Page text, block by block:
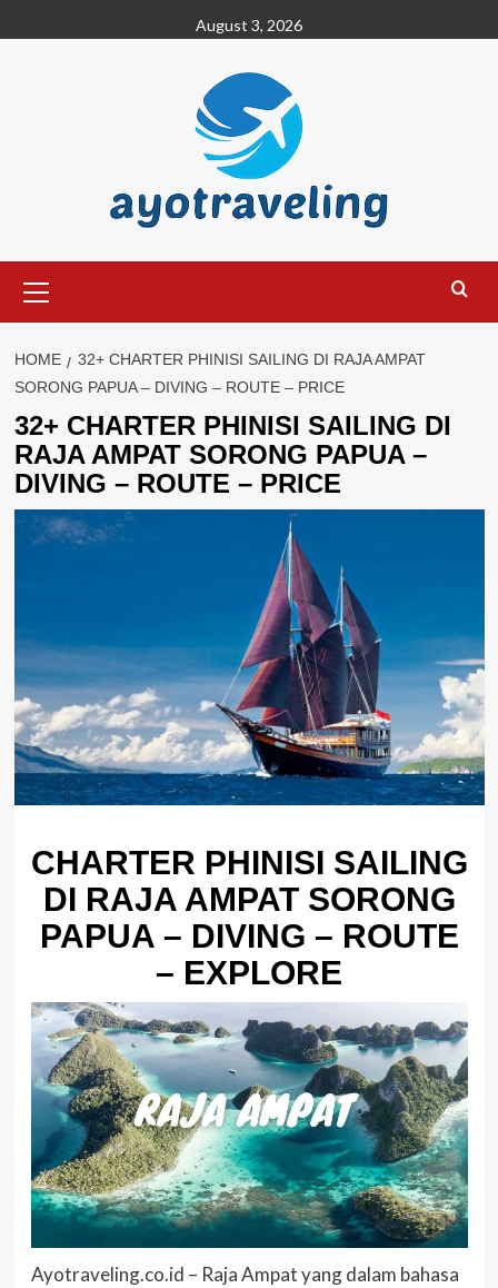
to
August 3, 2026
Menu
HOME
32+ CHARTER PHINISI SAILING DI RAJA AMPAT
SORONG PAPUA – DIVING – ROUTE – PRICE
32+ CHARTER PHINISI SAILING DI
RAJA AMPAT SORONG PAPUA –
DIVING – ROUTE – PRICE
CHARTER PHINISI SAILING
DI RAJA AMPAT SORONG
PAPUA – DIVING – ROUTE
– EXPLORE
Ayotraveling.co.id – Raja Ampat yang dalam bahasa